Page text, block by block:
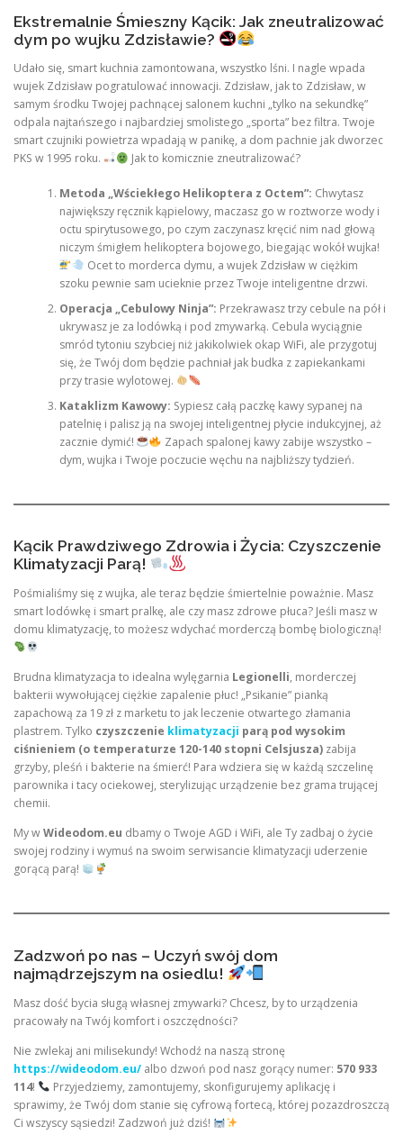
Ekstremalnie Śmieszny Kącik: Jak zneutralizować
dym po wujku Zdzisławie?
Udało się, smart kuchnia zamontowana, wszystko lśni. I nagle wpada
wujek Zdzisław pogratulować innowacji. Zdzisław, jak to Zdzisław, w
samym środku Twojej pachnącej salonem kuchni „tylko na sekundkę”
odpala najtańszego i najbardziej smolistego „sporta” bez filtra. Twoje
smart czujniki powietrza wpadają w panikę, a dom pachnie jak dworzec
PKS w 1995 roku.
Jak to komicznie zneutralizować?
Metoda „Wściekłego Helikoptera z Octem”: Chwytasz
największy ręcznik kąpielowy, maczasz go w roztworze wody i
octu spirytusowego, po czym zaczynasz kręcić nim nad głową
niczym śmigłem helikoptera bojowego, biegając wokół wujka!
Ocet to morderca dymu, a wujek Zdzisław w ciężkim
szoku pewnie sam ucieknie przez Twoje inteligentne drzwi.
Operacja „Cebulowy Ninja”: Przekrawasz trzy cebule na pół i
ukrywasz je za lodówką i pod zmywarką. Cebula wyciągnie
smród tytoniu szybciej niż jakikolwiek okap WiFi, ale przygotuj
się, że Twój dom będzie pachniał jak budka z zapiekankami
przy trasie wylotowej.
Kataklizm Kawowy: Sypiesz całą paczkę kawy sypanej na
patelnię i palisz ją na swojej inteligentnej płycie indukcyjnej, aż
zacznie dymić!
Zapach spalonej kawy zabije wszystko –
dym, wujka i Twoje poczucie węchu na najbliższy tydzień.
Kącik Prawdziwego Zdrowia i Życia: Czyszczenie
Klimatyzacji Parą!
Pośmialiśmy się z wujka, ale teraz będzie śmiertelnie poważnie. Masz
smart lodówkę i smart pralkę, ale czy masz zdrowe płuca? Jeśli masz w
domu klimatyzację, to możesz wdychać morderczą bombę biologiczną!
Brudna klimatyzacja to idealna wylęgarnia Legionelli, morderczej
bakterii wywołującej ciężkie zapalenie płuc! „Psikanie” pianką
zapachową za 19 zł z marketu to jak leczenie otwartego złamania
plastrem. Tylko czyszczenie klimatyzacji parą pod wysokim
ciśnieniem (o temperaturze 120-140 stopni Celsjusza) zabija
grzyby, pleśń i bakterie na śmierć! Para wdziera się w każdą szczelinę
parownika i tacy ociekowej, sterylizując urządzenie bez grama trującej
chemii.
My wWideodom.eu dbamy o Twoje AGD i WiFi, ale Ty zadbaj o życie
swojej rodziny i wymuś na swoim serwisancie klimatyzacji uderzenie
gorącą parą!
Zadzwoń po nas – Uczyń swój dom
najmądrzejszym na osiedlu!
Masz dość bycia sługą własnej zmywarki? Chcesz, by to urządzenia
pracowały na Twój komfort i oszczędności?
Nie zwlekaj ani milisekundy! Wchodź na naszą stronę
https://wideodom.eu/ albo dzwoń pod nasz gorący numer: 570 933
114!
Przyjedziemy, zamontujemy, skonfigurujemy aplikację i
sprawimy, że Twój dom stanie się cyfrową fortecą, której pozazdroszczą
Ci wszyscy sąsiedzi! Zadzwoń już dziś!